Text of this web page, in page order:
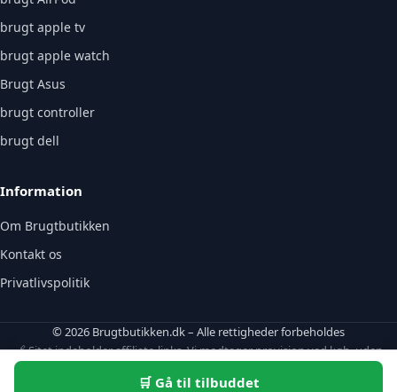
🛒 Gå til tilbuddet
brugt apple tv
brugt apple watch
Brugt Asus
brugt controller
brugt dell
Information
Om Brugtbutikken
Kontakt os
Privatlivspolitik
© 2026 Brugtbutikken.dk – Alle rettigheder forbeholdes
🔗 Sitet indeholder affiliate-links. Vi modtager provision ved køb, uden